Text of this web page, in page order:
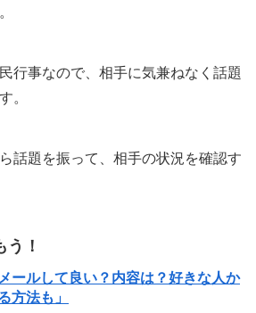
行事なので、相手に気兼ねなく話題
。
話題を振って、相手の状況を確認す
う！
ールして良い？内容は？好きな人か
方法も」